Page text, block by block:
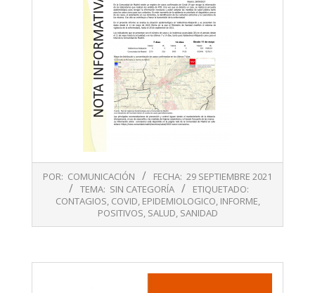
09-
POR: COMUNICACIÓN FECHA: 29 SEPTIEMBRE 2021
TEMA: SIN CATEGORÍA
ETIQUETADO:
CONTAGIOS, COVID, EPIDEMIOLOGICO, INFORME,
POSITIVOS, SALUD, SANIDAD